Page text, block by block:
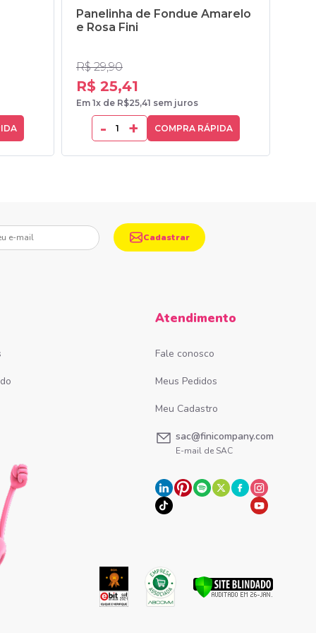
Panelinha de Fondue Amarelo
e Rosa Fini
R$ 29,90
R$ 25,41
Em 1x de R$25,41 sem juros
- + COMPRA RÁPIDA
mail
Cadastrar
Atendimento
Fale conosco
Meus Pedidos
Meu Cadastro
sac@finicompany.com
E-mail de SAC